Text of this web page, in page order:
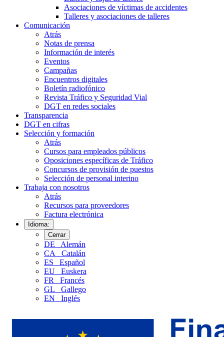
Asociaciones de víctimas de accidentes
Talleres y asociaciones de talleres
Comunicación
Atrás
Notas de prensa
Información de interés
Eventos
Campañas
Encuentros digitales
Boletín radiofónico
Revista Tráfico y Seguridad Vial
DGT en redes sociales
Transparencia
DGT en cifras
Selección y formación
Atrás
Cursos para empleados públicos
Oposiciones específicas de Tráfico
Concursos de provisión de puestos
Selección de personal interino
Trabaja con nosotros
Atrás
Recursos para proveedores
Factura electrónica
Idioma:
Cerrar
DE
Alemán
CA
Catalán
ES
Español
EU
Euskera
FR
Francés
GL
Gallego
EN
Inglés